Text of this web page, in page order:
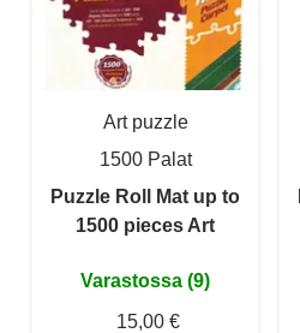
Art puzzle
1500 Palat
Puzzle Roll Mat up to
1500 pieces Art
Varastossa (9)
15,00 €